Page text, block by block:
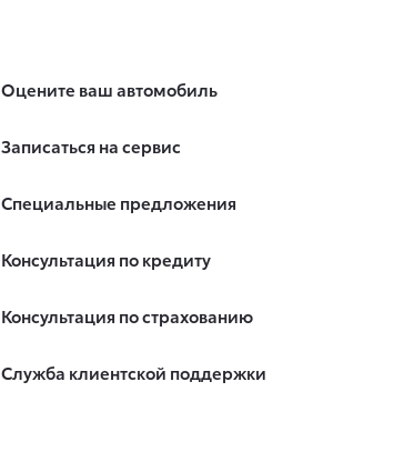
Оцените ваш автомобиль
Записаться на сервис
Специальные предложения
Консультация по кредиту
Консультация по страхованию
Служба клиентской поддержки